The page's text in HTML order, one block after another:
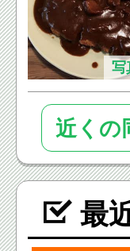
写
近くの
最